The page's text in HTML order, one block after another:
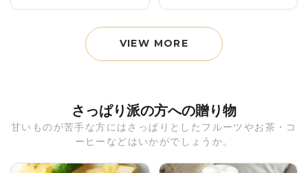
VIEW MORE
さっぱり派の方への贈り物
甘いものが苦手な方にはさっぱりとしたフルーツやお茶・コ
ーヒーなどはいかがでしょうか。